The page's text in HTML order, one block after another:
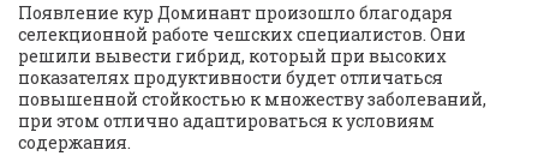
Появление кур Доминант произошло благодаря
селекционной работе чешских специалистов. Они
решили вывести гибрид, который при высоких
показателях продуктивности будет отличаться
повышенной стойкостью к множеству заболеваний,
при этом отлично адаптироваться к условиям
содержания.